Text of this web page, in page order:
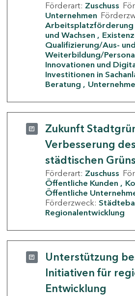
Förderart: Zuschuss
Unternehmen
Arbeitsplatzförderung
und Wachsen
Qualifizierung/Aus- und
Weiterbildung/
Innovationen und
Investitionen in
Beratung
Zukunft
Verbesserung des
städtischen
Förderart: Zuschuss
Öffentliche Kunden
Öffentliche
Förderzweck:
Regionalentwicklung
Unterstützung
Initiativen für
Entwicklung